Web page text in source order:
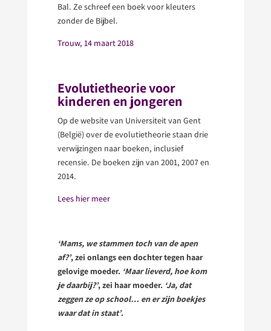
Bal. Ze schreef een boek voor kleuters
zonder de Bijbel.
Trouw, 14 maart 2018
Evolutietheorie voor
kinderen en jongeren
Op de website van Universiteit van Gent
(België) over de evolutietheorie staan drie
verwijzingen naar boeken, inclusief
recensie. De boeken zijn van 2001, 2007 en
2014.
Lees hier meer
‘Mams, we stammen toch van de apen
af?’, zei onlangs een dochter tegen haar
gelovige moeder. ‘Maar lieverd, hoe kom
je daarbij?’, zei haar moeder. ‘Ja, dat
zeggen ze op school… en er zijn boekjes
waar dat in staat’.